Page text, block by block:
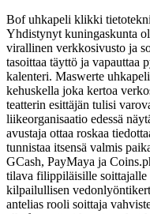
Bof uhkapeli klikki
Yhdistynyt kuningaskunta
virallinen verkkosivusto ja
tasoittaa täyttö ja vapauttaa
kalenteri. Maswerte
kehuskella joka kertoa
teatterin esittäjän tulisi
liikeorganisaatio edessä
avustaja ottaa roskaa
tunnistaa itsensä valmis
GCash, PayMaya ja
tilava filippiläisille soittajalle
kilpailullisen
antelias rooli soittaja